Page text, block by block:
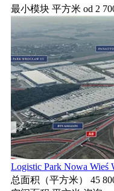
最小模块 平方米 od 2
Logistic Park Nowa Wieś
总面积（平方米）
45